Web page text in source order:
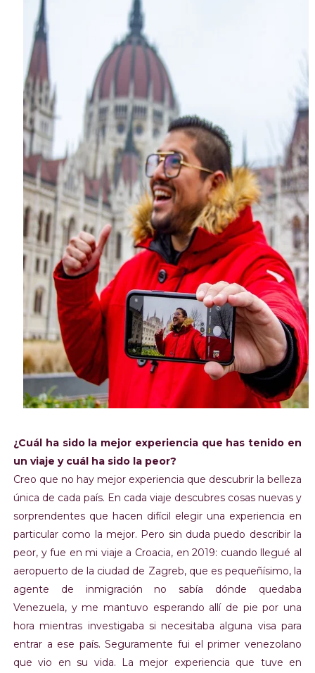
¿Cuál ha sido la mejor experiencia que has tenido en
un viaje y cuál ha sido la peor?
Creo que no hay mejor experiencia que descubrir la belleza
única de cada país. En cada viaje descubres cosas nuevas y
sorprendentes que hacen difícil elegir una experiencia en
particular como la mejor. Pero sin duda puedo describir la
peor, y fue en mi viaje a Croacia, en 2019: cuando llegué al
aeropuerto de la ciudad de Zagreb, que es pequeñísimo, la
agente de inmigración no sabía dónde quedaba
Venezuela, y me mantuvo esperando allí de pie por una
hora mientras investigaba si necesitaba alguna visa para
entrar a ese país. Seguramente fui el primer venezolano
que vio en su vida. La mejor experiencia que tuve en